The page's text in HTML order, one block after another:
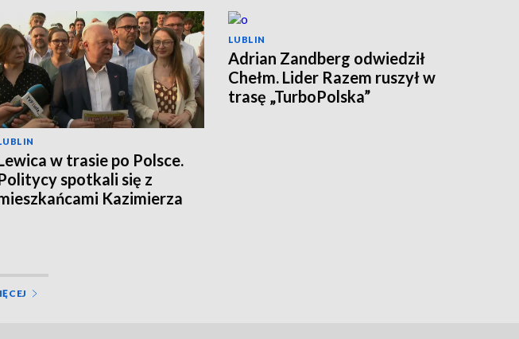
w trasie po Polsce.
spotkali się z
Kazimierza
LUBLIN
Adrian Zandberg odwiedził
Chełm. Lider Razem ruszył w
trasę „TurboPolska”